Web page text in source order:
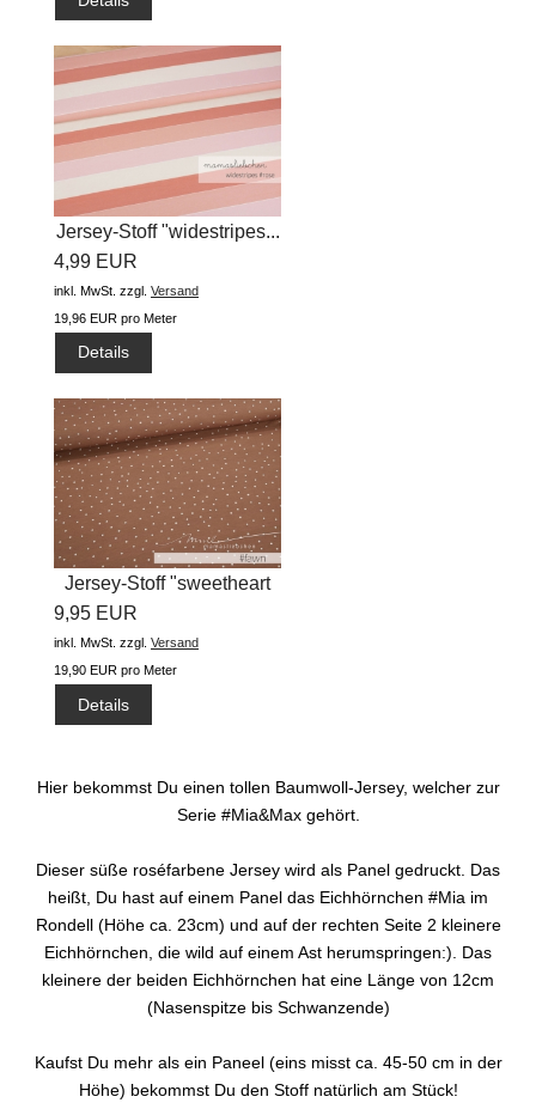
Jersey-Stoff "widestripes...
4,99 EUR
inkl. MwSt. zzgl. Versand
19,96 EUR pro Meter
Details
Jersey-Stoff "sweetheart
9,95 EUR
inkl. MwSt. zzgl. Versand
19,90 EUR pro Meter
Details
Hier bekommst Du einen tollen Baumwoll-Jersey, welcher zur
Serie #Mia&Max gehört.
Dieser süße roséfarbene Jersey wird als Panel gedruckt. Das
heißt, Du hast auf einem Panel das Eichhörnchen #Mia im
Rondell (Höhe ca. 23cm) und auf der rechten Seite 2 kleinere
Eichhörnchen, die wild auf einem Ast herumspringen:). Das
kleinere der beiden Eichhörnchen hat eine Länge von 12cm
(Nasenspitze bis Schwanzende)
Kaufst Du mehr als ein Paneel (eins misst ca. 45-50 cm in der
Höhe) bekommst Du den Stoff natürlich am Stück!